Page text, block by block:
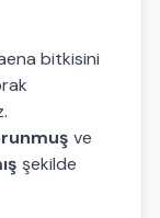
bitkisini
ve
şekilde